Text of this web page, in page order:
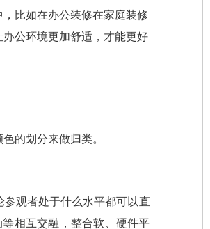
比如在办公装修在家庭装修
公环境更加舒适，才能更好
的划分来做归类。
观者处于什么水平都可以直
相互交融，整合软、硬件平